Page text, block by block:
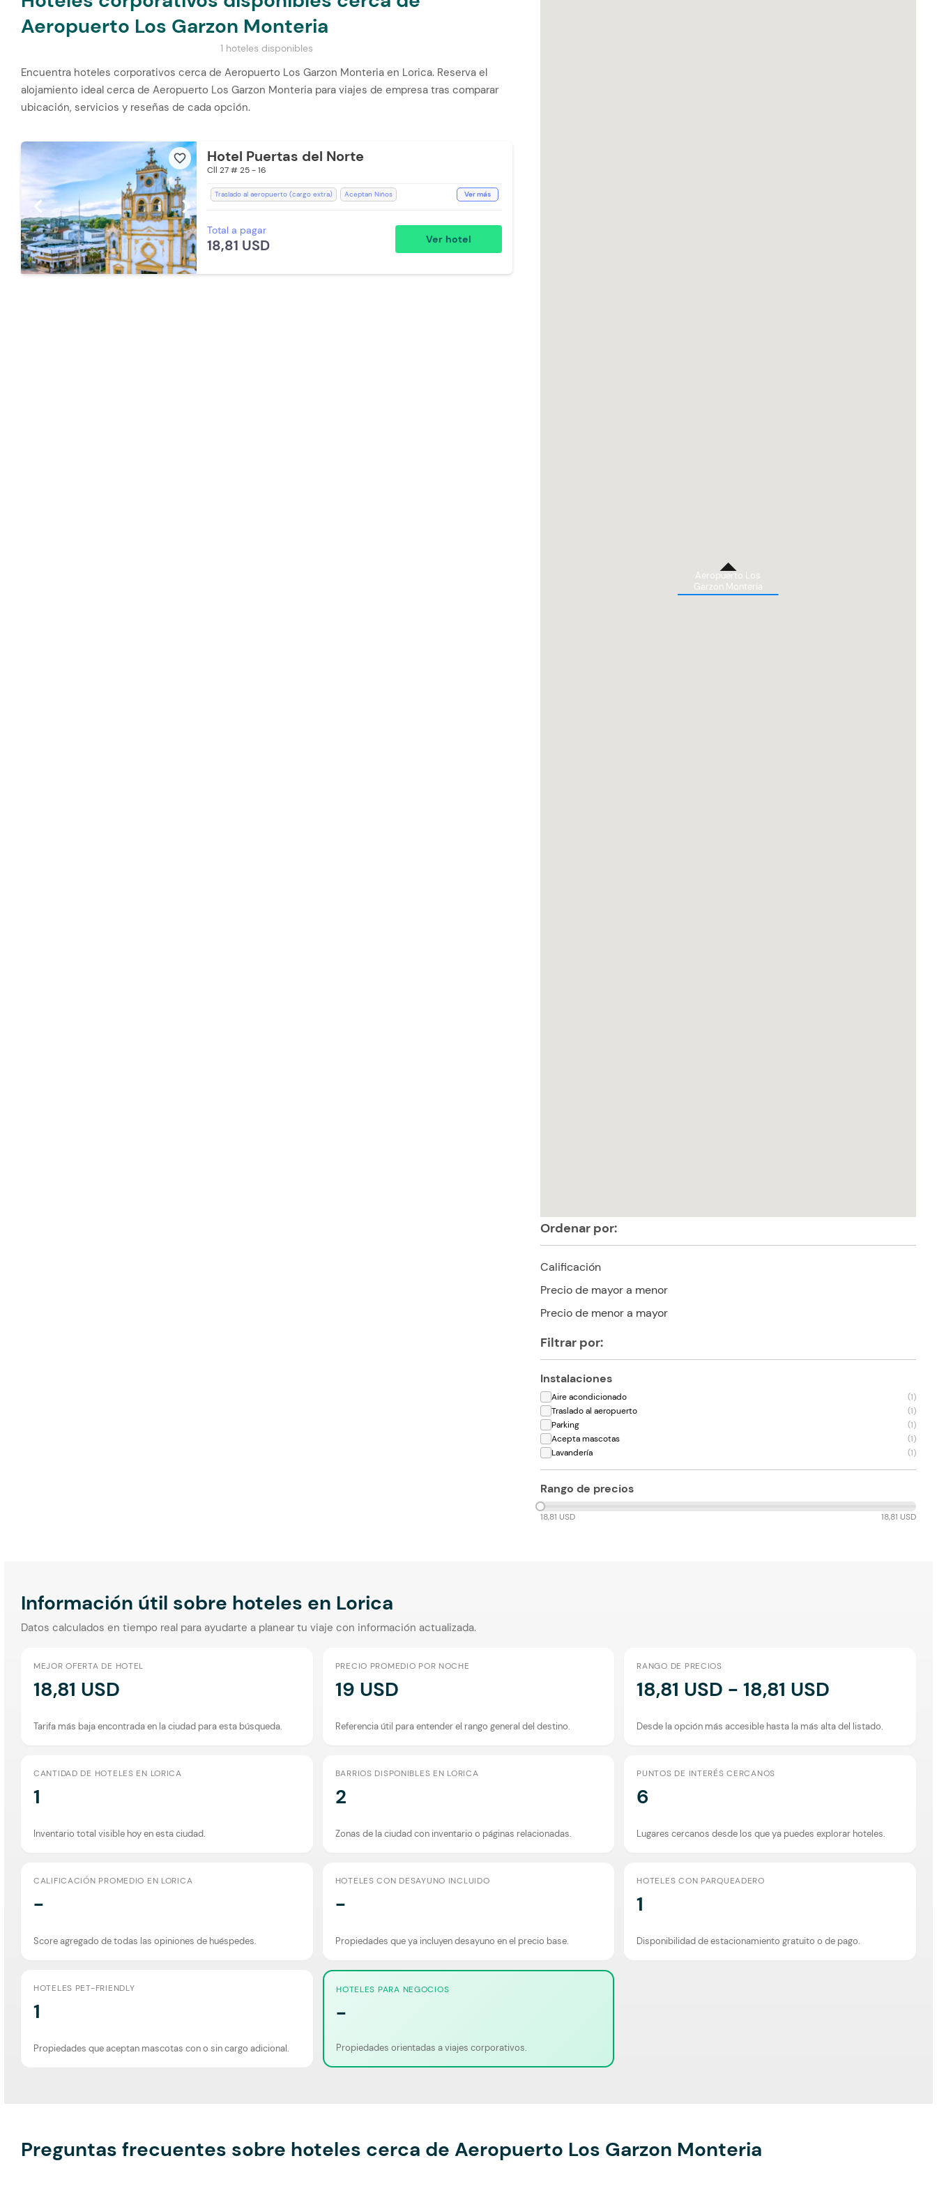
Aeropuerto Los Garzon Monteria
1 hoteles disponibles
Encuentra hoteles corporativos cerca de Aeropuerto Los Garzon Monteria en Lorica. Reserva el
alojamiento ideal cerca de Aeropuerto Los Garzon Monteria para viajes de empresa tras comparar
ubicación, servicios y reseñas de cada opción.
favorite_border
chevron_left chevron_right
Hotel Puertas del Norte
Cll 27 # 25 - 16
Traslado al aeropuerto (cargo extra)
Aceptan Niños
Espacios Impecables
Lavandería (Cargo Extra)
Mini Tienda
Parqueadero (Sujeto a Disponibilidad)
Ver más
Total a pagar
18,81 USD Ver hotel
Aeropuerto Los
Garzon Monteria
Ordenar por:
Calificación
Precio de mayor a menor
Precio de menor a mayor
Filtrar por:
Instalaciones
Aire acondicionado (1)
Traslado al aeropuerto
(1)
Parking
(1)
Acepta mascotas
(1)
Lavandería
(1)
Rango de precios
18,81 USD 18,81 USD
Información útil sobre hoteles en Lorica
Datos calculados en tiempo real para ayudarte a planear tu viaje con información actualizada.
MEJOR OFERTA DE HOTEL
18,81 USD
Tarifa más baja encontrada en la ciudad para esta búsqueda.
PRECIO PROMEDIO POR NOCHE
19 USD
Referencia útil para entender el rango general del destino.
RANGO DE PRECIOS
18,81 USD - 18,81 USD
Desde la opción más accesible hasta la más alta del listado.
CANTIDAD DE HOTELES EN LORICA
1
Inventario total visible hoy en esta ciudad.
BARRIOS DISPONIBLES EN LORICA
2
Zonas de la ciudad con inventario o páginas relacionadas.
PUNTOS DE INTERÉS CERCANOS
6
Lugares cercanos desde los que ya puedes explorar hoteles.
CALIFICACIÓN PROMEDIO EN LORICA
-
Score agregado de todas las opiniones de huéspedes.
HOTELES CON DESAYUNO INCLUIDO
-
Propiedades que ya incluyen desayuno en el precio base.
HOTELES CON PARQUEADERO
1
Disponibilidad de estacionamiento gratuito o de pago.
HOTELES PET-FRIENDLY
1
Propiedades que aceptan mascotas con o sin cargo adicional.
HOTELES PARA NEGOCIOS
-
Propiedades orientadas a viajes corporativos.
Preguntas frecuentes sobre hoteles cerca de Aeropuerto Los Garzon Monteria